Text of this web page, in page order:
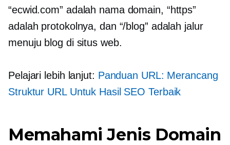
“ecwid.com” adalah nama domain, “https”
adalah protokolnya, dan “/blog” adalah jalur
menuju blog di situs web.
Pelajari lebih lanjut: Panduan URL: Merancang
Struktur URL Untuk Hasil SEO Terbaik
Memahami Jenis Domain